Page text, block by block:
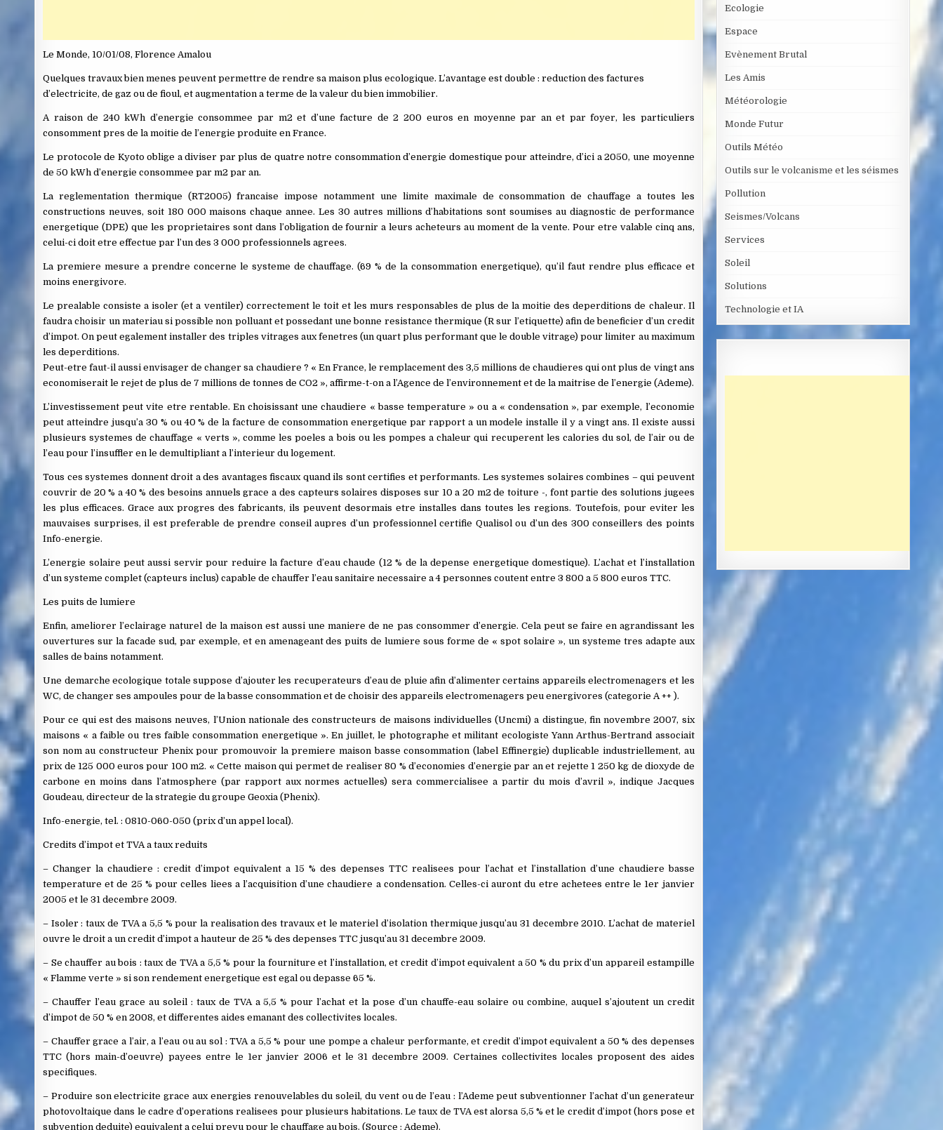
Le Monde, 10/01/08, Florence Amalou
Quelques travaux bien menes peuvent permettre de rendre sa maison plus ecologique. L’avantage est double : reduction des factures
d’electricite, de gaz ou de fioul, et augmentation a terme de la valeur du bien immobilier.
A raison de 240 kWh d’energie consommee par m2 et d’une facture de 2 200 euros en moyenne par an et par foyer, les particuliers
consomment pres de la moitie de l’energie produite en France.
Le protocole de Kyoto oblige a diviser par plus de quatre notre consommation d’energie domestique pour atteindre, d’ici a 2050, une moyenne
de 50 kWh d’energie consommee par m2 par an.
La reglementation thermique (RT2005) francaise impose notamment une limite maximale de consommation de chauffage a toutes les
constructions neuves, soit 180 000 maisons chaque annee. Les 30 autres millions d’habitations sont soumises au diagnostic de performance
energetique (DPE) que les proprietaires sont dans l’obligation de fournir a leurs acheteurs au moment de la vente. Pour etre valable cinq ans,
celui-ci doit etre effectue par l’un des 3 000 professionnels agrees.
La premiere mesure a prendre concerne le systeme de chauffage. (69 % de la consommation energetique), qu’il faut rendre plus efficace et
moins energivore.
Le prealable consiste a isoler (et a ventiler) correctement le toit et les murs responsables de plus de la moitie des deperditions de chaleur. Il
faudra choisir un materiau si possible non polluant et possedant une bonne resistance thermique (R sur l’etiquette) afin de beneficier d’un credit
d’impot. On peut egalement installer des triples vitrages aux fenetres (un quart plus performant que le double vitrage) pour limiter au maximum
les deperditions.
Peut-etre faut-il aussi envisager de changer sa chaudiere ? « En France, le remplacement des 3,5 millions de chaudieres qui ont plus de vingt ans
economiserait le rejet de plus de 7 millions de tonnes de CO2 », affirme-t-on a l’Agence de l’environnement et de la maitrise de l’energie (Ademe).
L’investissement peut vite etre rentable. En choisissant une chaudiere « basse temperature » ou a « condensation », par exemple, l’economie
peut atteindre jusqu’a 30 % ou 40 % de la facture de consommation energetique par rapport a un modele installe il y a vingt ans. Il existe aussi
plusieurs systemes de chauffage « verts », comme les poeles a bois ou les pompes a chaleur qui recuperent les calories du sol, de l’air ou de
l’eau pour l’insuffler en le demultipliant a l’interieur du logement.
Tous ces systemes donnent droit a des avantages fiscaux quand ils sont certifies et performants. Les systemes solaires combines – qui peuvent
couvrir de 20 % a 40 % des besoins annuels grace a des capteurs solaires disposes sur 10 a 20 m2 de toiture -, font partie des solutions jugees
les plus efficaces. Grace aux progres des fabricants, ils peuvent desormais etre installes dans toutes les regions. Toutefois, pour eviter les
mauvaises surprises, il est preferable de prendre conseil aupres d’un professionnel certifie Qualisol ou d’un des 300 conseillers des points
Info-energie.
L’energie solaire peut aussi servir pour reduire la facture d’eau chaude (12 % de la depense energetique domestique). L’achat et l’installation
d’un systeme complet (capteurs inclus) capable de chauffer l’eau sanitaire necessaire a 4 personnes coutent entre 3 800 a 5 800 euros TTC.
Les puits de lumiere
Enfin, ameliorer l’eclairage naturel de la maison est aussi une maniere de ne pas consommer d’energie. Cela peut se faire en agrandissant les
ouvertures sur la facade sud, par exemple, et en amenageant des puits de lumiere sous forme de « spot solaire », un systeme tres adapte aux
salles de bains notamment.
Une demarche ecologique totale suppose d’ajouter les recuperateurs d’eau de pluie afin d’alimenter certains appareils electromenagers et les
WC, de changer ses ampoules pour de la basse consommation et de choisir des appareils electromenagers peu energivores (categorie A ++ ).
Pour ce qui est des maisons neuves, l’Union nationale des constructeurs de maisons individuelles (Uncmi) a distingue, fin novembre 2007, six
maisons « a faible ou tres faible consommation energetique ». En juillet, le photographe et militant ecologiste Yann Arthus-Bertrand associait
son nom au constructeur Phenix pour promouvoir la premiere maison basse consommation (label Effinergie) duplicable industriellement, au
prix de 125 000 euros pour 100 m2. « Cette maison qui permet de realiser 80 % d’economies d’energie par an et rejette 1 250 kg de dioxyde de
carbone en moins dans l’atmosphere (par rapport aux normes actuelles) sera commercialisee a partir du mois d’avril », indique Jacques
Goudeau, directeur de la strategie du groupe Geoxia (Phenix).
Info-energie, tel. : 0810-060-050 (prix d’un appel local).
Credits d’impot et TVA a taux reduits
– Changer la chaudiere : credit d’impot equivalent a 15 % des depenses TTC realisees pour l’achat et l’installation d’une chaudiere basse
temperature et de 25 % pour celles liees a l’acquisition d’une chaudiere a condensation. Celles-ci auront du etre achetees entre le 1er janvier
2005 et le 31 decembre 2009.
– Isoler : taux de TVA a 5,5 % pour la realisation des travaux et le materiel d’isolation thermique jusqu’au 31 decembre 2010. L’achat de materiel
ouvre le droit a un credit d’impot a hauteur de 25 % des depenses TTC jusqu’au 31 decembre 2009.
– Se chauffer au bois : taux de TVA a 5,5 % pour la fourniture et l’installation, et credit d’impot equivalent a 50 % du prix d’un appareil estampille
« Flamme verte » si son rendement energetique est egal ou depasse 65 %.
– Chauffer l’eau grace au soleil : taux de TVA a 5,5 % pour l’achat et la pose d’un chauffe-eau solaire ou combine, auquel s’ajoutent un credit
d’impot de 50 % en 2008, et differentes aides emanant des collectivites locales.
– Chauffer grace a l’air, a l’eau ou au sol : TVA a 5,5 % pour une pompe a chaleur performante, et credit d’impot equivalent a 50 % des depenses
TTC (hors main-d’oeuvre) payees entre le 1er janvier 2006 et le 31 decembre 2009. Certaines collectivites locales proposent des aides
specifiques.
– Produire son electricite grace aux energies renouvelables du soleil, du vent ou de l’eau : l’Ademe peut subventionner l’achat d’un generateur
photovoltaique dans le cadre d’operations realisees pour plusieurs habitations. Le taux de TVA est alorsa 5,5 % et le credit d’impot (hors pose et
subvention deduite) equivalent a celui prevu pour le chauffage au bois. (Source : Ademe).
Ecologie
Espace
Evènement Brutal
Les Amis
Météorologie
Monde Futur
Outils Météo
Outils sur le volcanisme et les séismes
Pollution
Seismes/Volcans
Services
Soleil
Solutions
Technologie et IA